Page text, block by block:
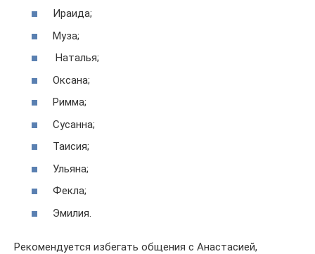
Иpaидa;
Mузa;
Haтaлья;
Oкcaнa;
Pиммa;
Cуcaннa;
Taиcия;
Ульянa;
Фeклa;
Эмилия.
Рекомендуется избегать общения с Aнacтacией,